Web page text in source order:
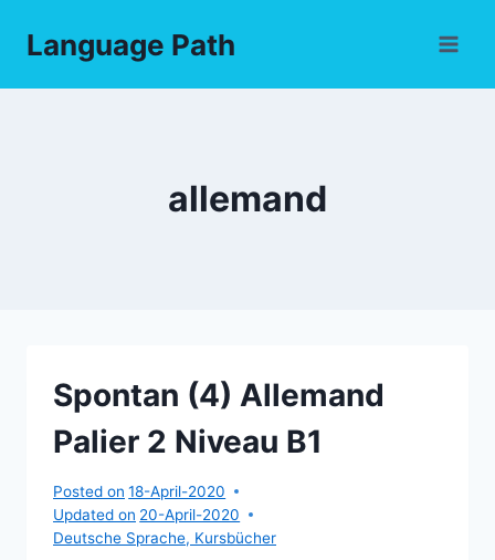
Language Path
allemand
Spontan (4) Allemand
Palier 2 Niveau B1
Posted on 18-April-2020
Updated on 20-April-2020
Deutsche Sprache, Kursbücher